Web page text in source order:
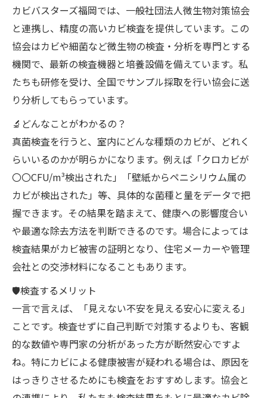
カビバスターズ福岡では、一般社団法人微生物対策協会
と連携し、精度の高いカビ検査を提供しています。この
協会はカビや細菌など微生物の検査・分析を専門とする
機関で、最新の検査機器と培養設備を備えています。私
たちも研修を受け、全国でサンプル採取を行い協会に送
り分析してもらっています。
🔬どんなことがわかるの？
真菌検査を行うと、室内にどんな種類のカビが、どれく
らいいるのかが明らかになります。例えば「クロカビが
〇〇CFU/m³検出された」「壁紙からペニシリウム属の
カビが検出された」等、具体的な菌種と量をデータで把
握できます。その結果を踏まえて、健康への影響度合い
や最適な除去方法を判断できるのです。場合によっては
検査結果がカビ被害の証明となり、住宅メーカーや管理
会社との交渉材料になることもあります。
🛡検査するメリット
一言で言えば、「見えない不安を見える安心に変える」
ことです。検査せずに自己判断で対策するよりも、客観
的な数値や専門家の分析があった方が断然安心ですよ
ね。特にカビによる健康被害が疑われる場合は、原因を
はっきりさせるためにも検査をおすすめします。協会と